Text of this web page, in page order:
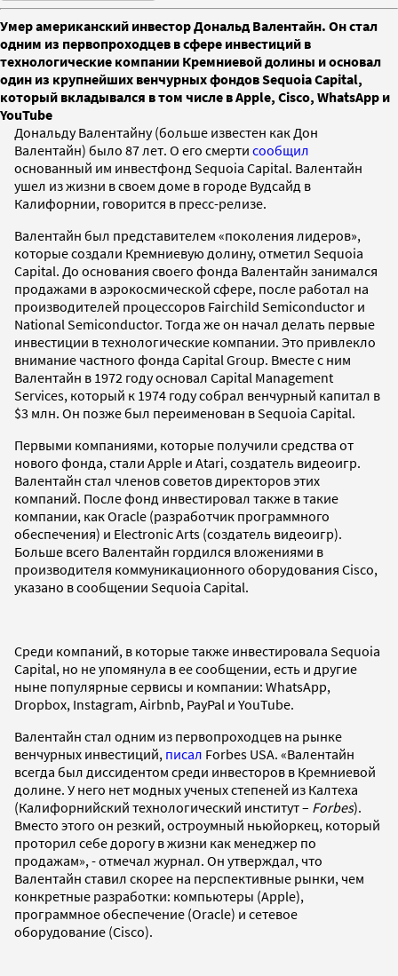
Умер американский инвестор Дональд Валентайн. Он стал
одним из первопроходцев в сфере инвестиций в
технологические компании Кремниевой долины и основал
один из крупнейших венчурных фондов Sequoia Capital,
который вкладывался в том числе в Apple, Cisco, WhatsApp и
YouTube
Дональду Валентайну (больше известен как Дон
Валентайн) было 87 лет. О его смерти сообщил
основанный им инвестфонд Sequoia Capital. Валентайн
ушел из жизни в своем доме в городе Вудсайд в
Калифорнии, говорится в пресс-релизе.
Валентайн был представителем «поколения лидеров»,
которые создали Кремниевую долину, отметил Sequoia
Capital. До основания своего фонда Валентайн занимался
продажами в аэрокосмической сфере, после работал на
производителей процессоров Fairchild Semiconductor и
National Semiconductor. Тогда же он начал делать первые
инвестиции в технологические компании. Это привлекло
внимание частного фонда Capital Group. Вместе с ним
Валентайн в 1972 году основал Capital Management
Services, который к 1974 году собрал венчурный капитал в
$3 млн. Он позже был переименован в Sequoia Capital.
Первыми компаниями, которые получили средства от
нового фонда, стали Apple и Atari, создатель видеоигр.
Валентайн стал членов советов директоров этих
компаний. После фонд инвестировал также в такие
компании, как Oracle (разработчик программного
обеспечения) и Electronic Arts (создатель видеоигр).
Больше всего Валентайн гордился вложениями в
производителя коммуникационного оборудования Cisco,
указано в сообщении Sequoia Capital.
Среди компаний, в которые также инвестировала Sequoia
Capital, но не упомянула в ее сообщении, есть и другие
ныне популярные сервисы и компании: WhatsApp,
Dropbox, Instagram, Airbnb, PayPal и YouTube.
Валентайн стал одним из первопроходцев на рынке
венчурных инвестиций, писал Forbes USA. «Валентайн
всегда был диссидентом среди инвесторов в Кремниевой
долине. У него нет модных ученых степеней из Калтеха
(Калифорнийский технологический институт – Forbes).
Вместо этого он резкий, остроумный ньюйоркец, который
проторил себе дорогу в жизни как менеджер по
продажам», - отмечал журнал. Он утверждал, что
Валентайн ставил скорее на перспективные рынки, чем
конкретные разработки: компьютеры (Apple),
программное обеспечение (Oracle) и сетевое
оборудование (Cisco).